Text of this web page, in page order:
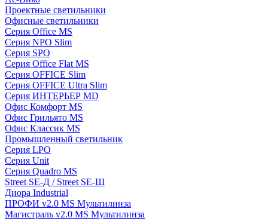
Проектные светильники
Офисные светильники
Серия Office MS
Серия NPO Slim
Серия SPO
Серия Office Flat MS
Серия OFFICE Slim
Серия OFFICE Ultra Slim
Серия ИНТЕРЬЕР MD
Офис Комфорт MS
Офис Грильято MS
Офис Классик MS
Промышленный светильник
Серия LPO
Серия Unit
Серия Quadro MS
Street SE-Д / Street SE-Ш
Диора Industrial
ПРОФИ v2.0 MS Мультилинза
Магистраль v2.0 MS Мультилинза